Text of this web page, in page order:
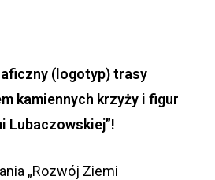
(logotyp) trasy
kamiennych krzyży i figur
Lubaczowskiej”!
„Rozwój Ziemi